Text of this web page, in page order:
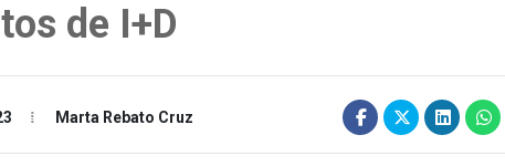
de I+D
Marta Rebato Cruz